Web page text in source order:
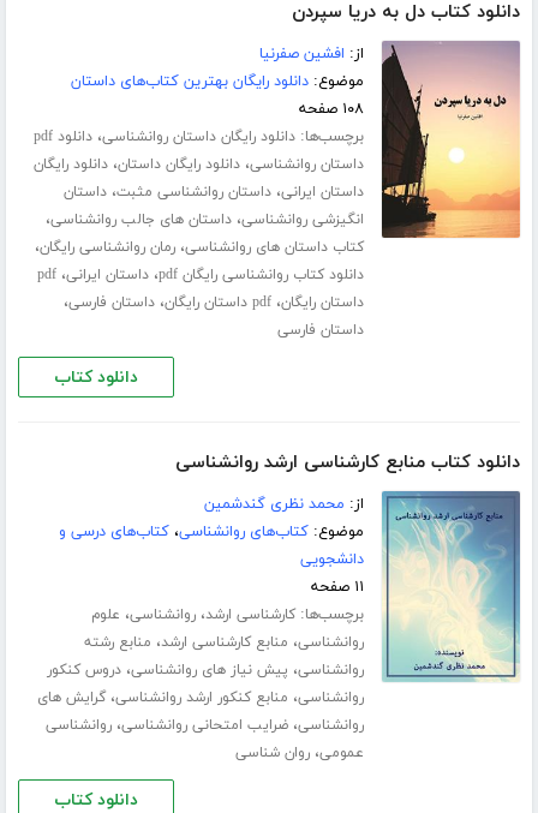
دانلود کتاب دل به دریا سپردن
از: افشین صفرنیا
موضوع:دانلود رایگان بهترین کتاب‌های داستان
۱۰۸ صفحه
برچسب‌ها:دانلود رایگان داستان روانشناسی،
دانلود pdf
داستان روانشناسی،دانلود رایگان داستان،دانلود رایگان
داستان ایرانی،داستان روانشناسی مثبت،داستان
انگیزشی روانشناسی،داستان های جالب روانشناسی،
کتاب داستان های روانشناسی،رمان روانشناسی رایگان،
دانلود کتاب روانشناسی رایگان pdf ،داستان ایرانی،pdf
داستان رایگان،pdf داستان رایگان ،داستان فارسی،
داستان فارسی
دانلود کتاب
دانلود کتاب منابع کارشناسی ارشد روانشناسی
از: محمد نظری گندشمین
موضوع:کتاب‌های روانشناسی،کتاب‌های درسی و
دانشجویی
۱۱ صفحه
برچسب‌ها:کارشناسی ارشد،روانشناسی، علوم
روانشناسی، منابع کارشناسی ارشد، منابع رشته
روانشناسی، پیش نیاز های روانشناسی،دروس کنکور
روانشناسی، منابع کنکور ارشد روانشناسی،گرایش های
روانشناسی،ضرایب امتحانی روانشناسی،روانشناسی
عمومی،روان شناسی
دانلود کتاب